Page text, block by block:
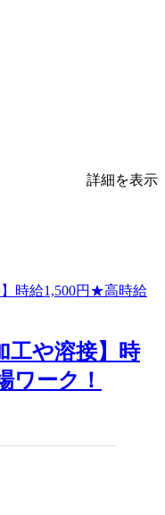
詳細を表示
工や溶接】時
ワーク！